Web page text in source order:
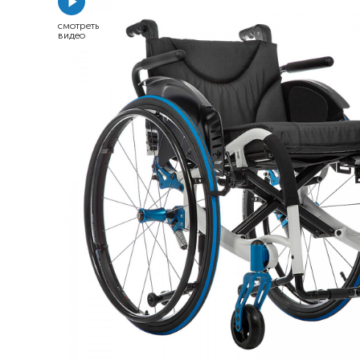
Респираторное оборудование
Подъёмники для инвалидов
смотреть
видео